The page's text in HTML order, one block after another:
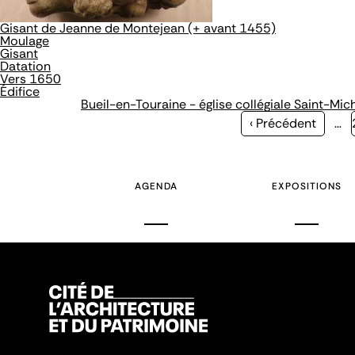
Gisant de Jeanne de Montejean (+ avant 1455)
Moulage
Gisant
Datation
Vers 1650
Édifice
Bueil-en-Touraine - église collégiale Saint-
Page
‹ Précédent …
AGENDA EXPOSITIONS